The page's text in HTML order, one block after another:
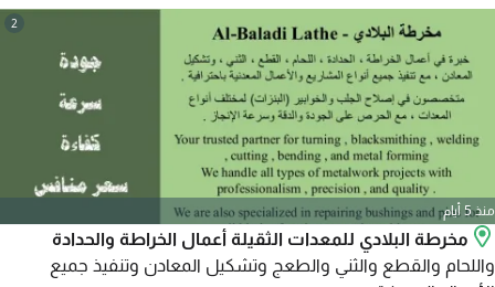
2
منذ 5 أيام
مخرطة البلادي للمعدات الثقيلة أعمال الخراطة والحدادة
واللحام والقطع والثني والطعج وتشكيل المعادن وتنفيذ جميع